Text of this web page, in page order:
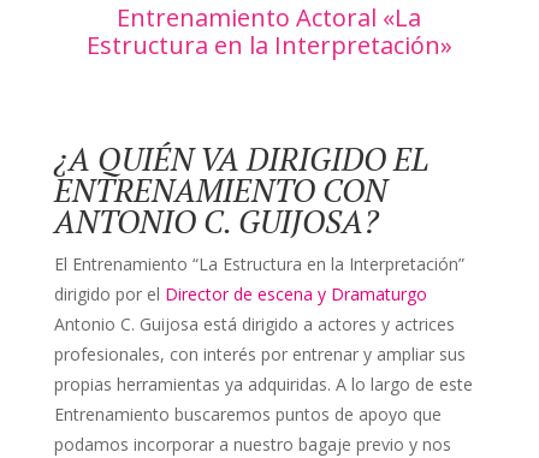
Entrenamiento Actoral «La
Estructura en la Interpretación»
¿A QUIÉN VA DIRIGIDO EL
ENTRENAMIENTO CON
ANTONIO C. GUIJOSA?
El Entrenamiento “La Estructura en la Interpretación”
dirigido por el Director de escena y Dramaturgo
Antonio C. Guijosa está dirigido a actores y actrices
profesionales, con interés por entrenar y ampliar sus
propias herramientas ya adquiridas. A lo largo de este
Entrenamiento buscaremos puntos de apoyo que
podamos incorporar a nuestro bagaje previo y nos